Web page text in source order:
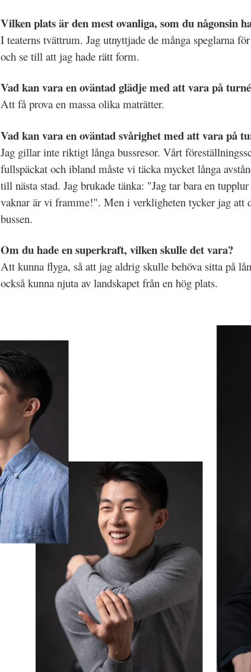
Vilken plats är den mest ovanliga, som du någonsin
I teaterns tvättrum. Jag utnyttjade de många speglarna
och se till att jag hade rätt form.
Vad kan vara en oväntad glädje med att vara på
Att få prova en massa olika maträtter.
Vad kan vara en oväntad svårighet med att vara på
Jag gillar inte riktigt långa bussresor. Vårt
fullspäckat och ibland måste vi täcka mycket långa
till nästa stad. Jag brukade tänka: "Jag tar bara en
vaknar är vi framme!". Men i verkligheten tycker jag att
bussen.
Om du hade en superkraft, vilken skulle det vara?
Att kunna flyga, så att jag aldrig skulle behöva sitta på
också kunna njuta av landskapet från en hög plats.